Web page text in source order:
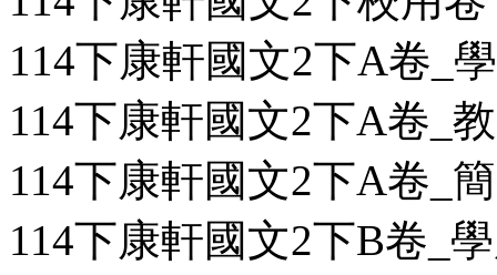
114下康軒國文2下A卷_
114下康軒國文2下A卷_
114下康軒國文2下A卷_
114下康軒國文2下B卷_